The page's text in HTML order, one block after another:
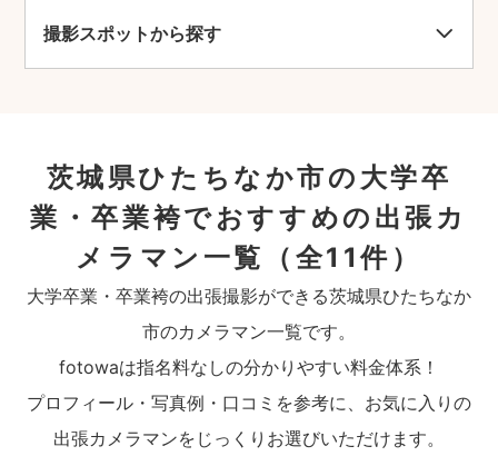
撮影スポットから探す
茨城県ひたちなか市の大学卒
業・卒業袴でおすすめの出張カ
メラマン一覧
（全11件）
大学卒業・卒業袴の出張撮影ができる茨城県ひたちなか
市のカメラマン一覧です。
fotowaは指名料なしの分かりやすい料金体系！
プロフィール・写真例・口コミを参考に、お気に入りの
出張カメラマンをじっくりお選びいただけます。